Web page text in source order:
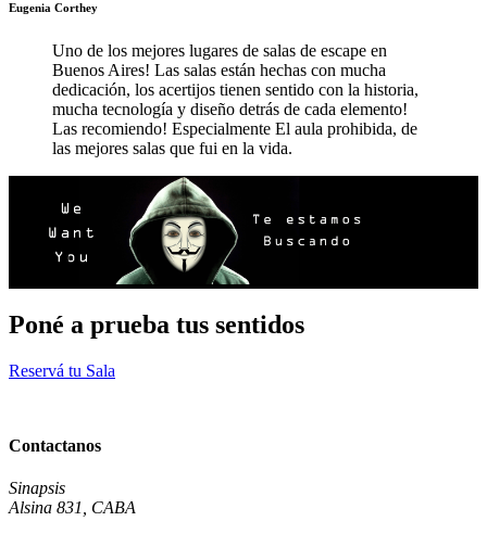
Eugenia Corthey
Uno de los mejores lugares de salas de escape en
Buenos Aires! Las salas están hechas con mucha
dedicación, los acertijos tienen sentido con la historia,
mucha tecnología y diseño detrás de cada elemento!
Las recomiendo! Especialmente El aula prohibida, de
las mejores salas que fui en la vida.
Poné a prueba tus sentidos
Reservá tu Sala
Contactanos
Sinapsis
Alsina 831, CABA